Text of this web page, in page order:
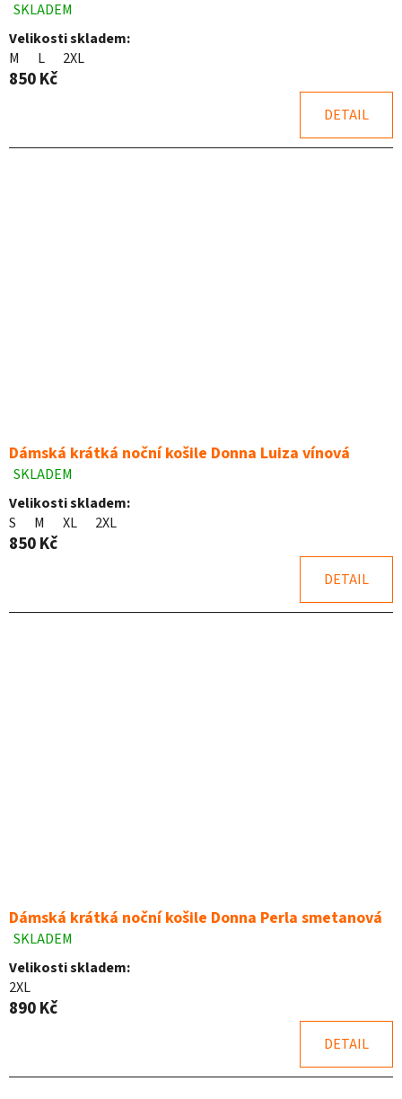
Průměrné
hodnocení
produktu
je
5,0
hvězdiček.
SKLADEM
Velikosti skladem:
M
L 2XL
850 Kč
DETAIL
Dámská krátká noční košile Donna Luiza vínová
Průměrné
hodnocení
produktu
je
4,7
hvězdiček.
SKLADEM
Velikosti skladem:
S
M XL 2XL
850 Kč
DETAIL
Dámská krátká noční košile Donna Perla smetanová
Průměrné
hodnocení
produktu
je
4,8
hvězdiček.
SKLADEM
Velikosti skladem:
2XL
890 Kč
DETAIL